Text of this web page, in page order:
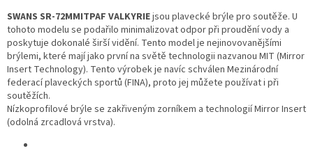
SWANS SR-72MMITPAF VALKYRIEjsou plavecké brýle pro soutěže. U
tohoto modelu se podařilo minimalizovat odpor při proudění vody a
poskytuje dokonalé širší vidění. Tento model je nejinovovanějšími
brýlemi, které mají jako první na světě technologii nazvanou MIT (Mirror
Insert Technology). Tento výrobek je navíc schválen Mezinárodní
federací plaveckých sportů (FINA), proto jej můžete používat i při
soutěžích.
Nízkoprofilové brýle se zakřiveným zorníkem a technologií Mirror Insert
(odolná zrcadlová vrstva).